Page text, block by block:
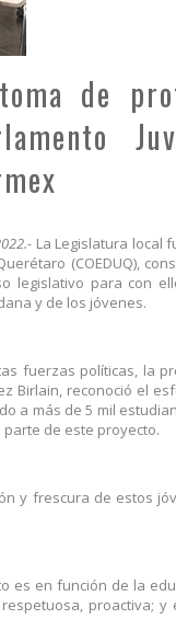
de
La Legislatura local
(COEDUQ),
legislativo para con
y de los jóvenes.
fuerzas políticas, la
Birlain, reconoció el
a más de 5 mil
de este proyecto.
y frescura de estos
es en función de la
proactiva;